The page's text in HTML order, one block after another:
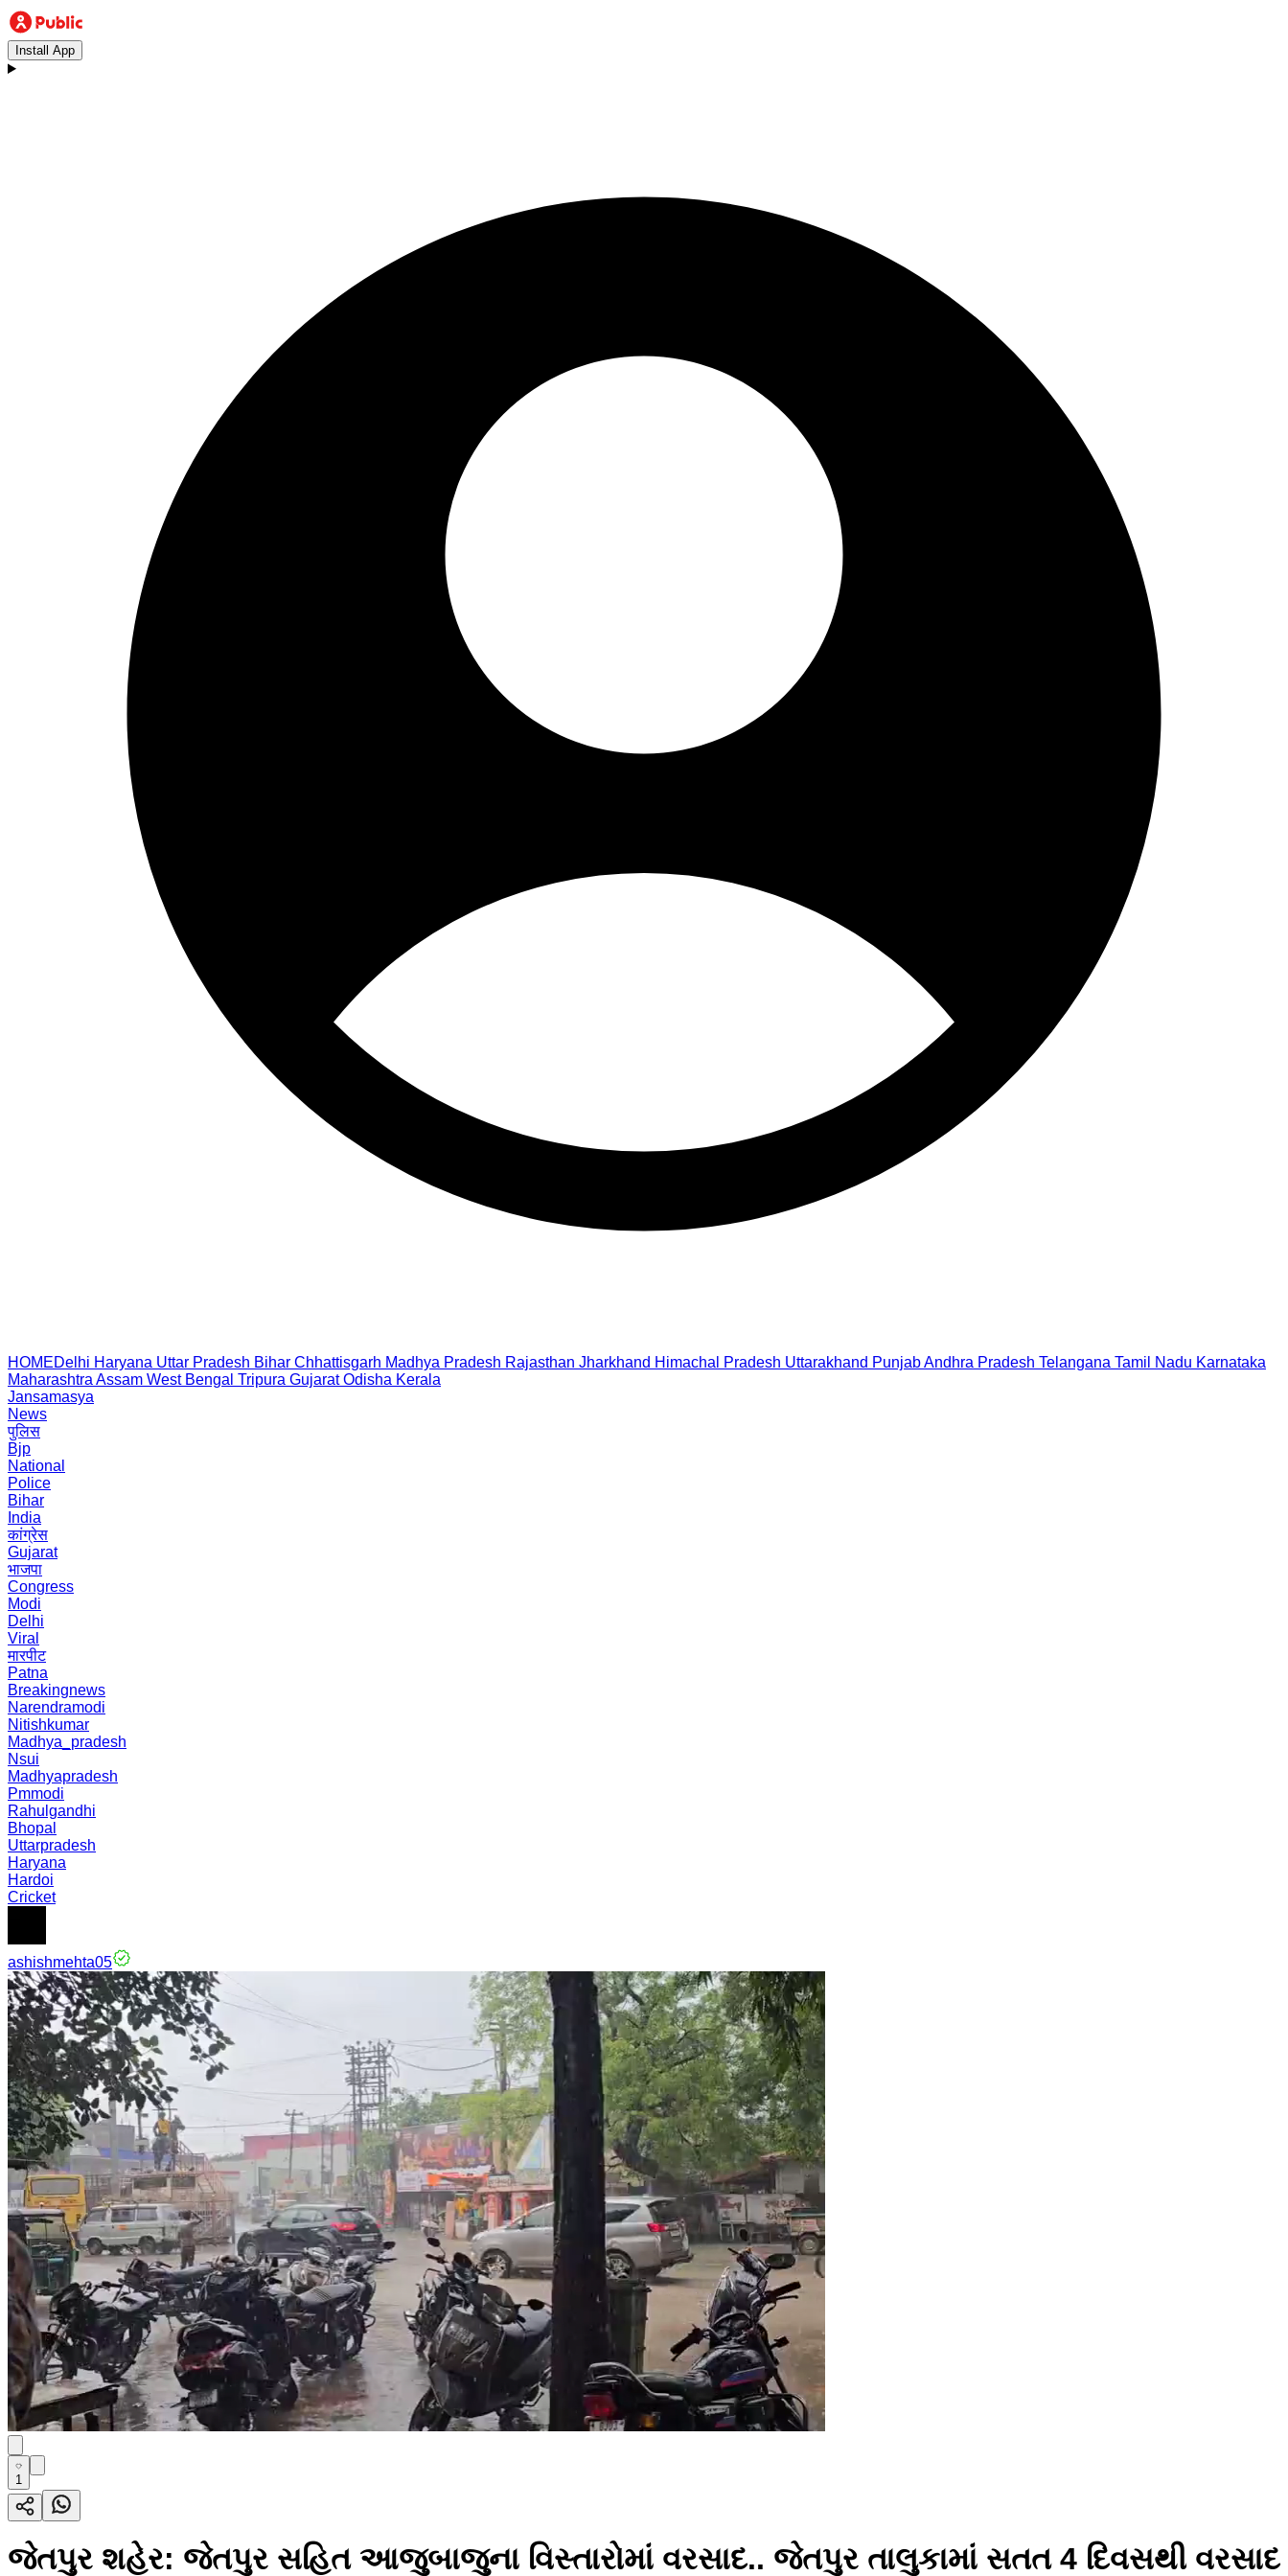
Install App
HOMEDelhi Haryana Uttar Pradesh Bihar Chhattisgarh Madhya Pradesh Rajasthan Jharkhand Himachal Pradesh Uttarakhand PunjabAndhra Pradesh Telangana Tamil Nadu Karnataka
Maharashtra Assam West Bengal Tripura Gujarat Odisha Kerala
Jansamasya
News
पुलिस
Bjp
National
Police
Bihar
India
कांग्रेस
Gujarat
भाजपा
Congress
Modi
Delhi
Viral
मारपीट
Patna
Breakingnews
Narendramodi
Nitishkumar
Madhya_pradesh
Nsui
Madhyapradesh
Pmmodi
Rahulgandhi
Bhopal
Uttarpradesh
Haryana
Hardoi
Cricket
ashishmehta05
1
જેતપુર શહેર: જેતપુર સહિત આજુબાજુના વિસ્તારોમાં વરસાદ.. જેતપુર તાલુકામાં સતત 4 દિવસથી વરસાદ